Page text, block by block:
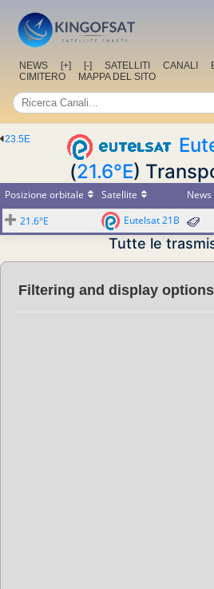
NEWS [+] [-] SATELLITI CANALI
CIMITERO
MAPPA DEL SITO
23.5E
(21.6°E)
Posizione orbitale Satellite News
21.6°E
Eutelsat 21B
Tutte le
Filtering and display options